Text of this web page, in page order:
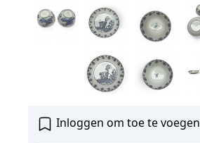
Inloggen om toe te voegen